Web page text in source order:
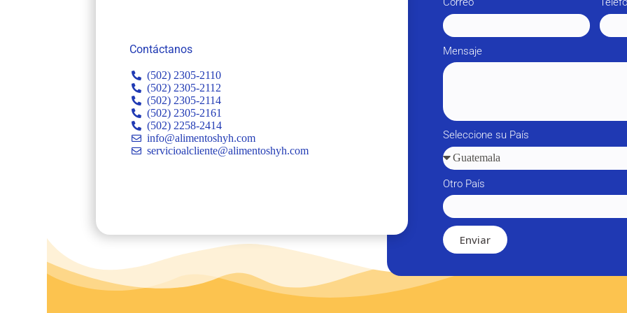
Contáctanos
(502) 2305-2110
(502) 2305-2112
(502) 2305-2114
(502) 2305-2161
(502) 2258-2414
info@alimentoshyh.com
servicioalcliente@alimentoshyh.com
Mensaje
Seleccione su País
Otro País
Enviar